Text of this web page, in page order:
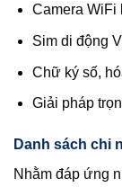
Camera WiFi
Sim di động
Chữ ký số,
Giải pháp
Danh sách chi
Nhằm đáp ứng